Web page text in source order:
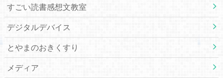
すごい読書感想文教室
デジタルデバイス
とやまのおきくすり
メディア